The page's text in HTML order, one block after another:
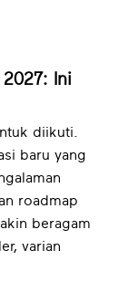
Ini
diikuti.
baru yang
roadmap
beragam
varian